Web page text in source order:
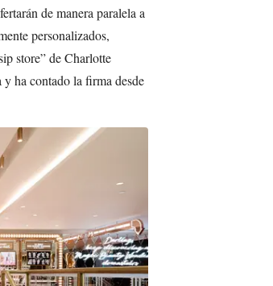
de manera paralela a
personalizados,
store” de Charlotte
ha contado la firma desde